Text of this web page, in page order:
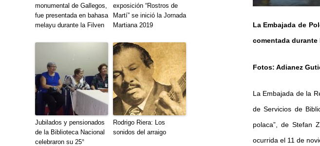
monumental de Gallegos,
fue presentada en bahasa
melayu durante la Filven
exposición “Rostros de
Martí” se inició la Jornada
Martiana 2019
Jubilados y pensionados
de la Biblioteca Nacional
celebraron su 25°
Rodrigo Riera: Los
sonidos del arraigo
La Embajada de
comentada durante
Fotos: Adianez
La Embajada de la
de Servicios de
polaca”, de Stefan
ocurrida el 11 de